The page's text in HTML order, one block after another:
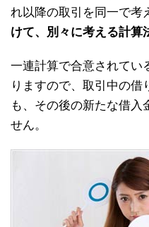
れ以降の取引を同一で考
けて、別々に考える計算
一連計算で合意されてい
りますので、取引中の借
も、その後の新たな借入
せん。